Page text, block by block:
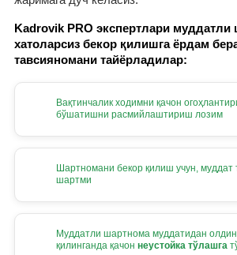
Kadrovik PRO экспертлари
хатоларсиз бекор қилишга ёрдам
тавсияномани тайёрладилар:
Вақтинчалик ходимни қачон
бўшатишни расмийлаштириш лозим
Шартномани бекор қилиш учун, муддат
шартми
Муддатли шартнома муддатидан
қилинганда қачон неустойка тўлашга